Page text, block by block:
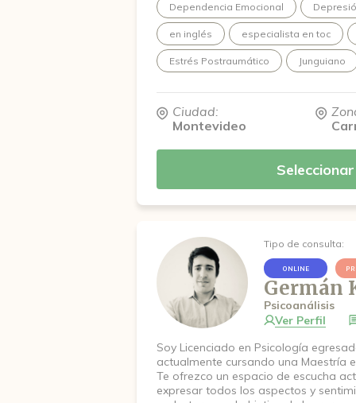
Acompaño procesos relacionados
conflictos en las relaciones,
importantes momentos de cambios,
conocerse mejor y conectar con su
Dependencia Emocional
en inglés especialista en toc
Estrés Postraumático Junguiano
Ciudad:
Montevideo
Seleccionar
Tipo de consulta:
ONLINE
Germán
Psicoanálisis
Ver Perfil
Soy Licenciado en Psicología
actualmente cursando una Maestría
Te ofrezco un espacio de escucha
expresar todos los aspectos y